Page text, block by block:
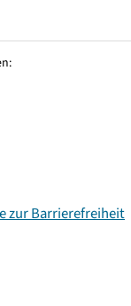
zur Barrierefreiheit